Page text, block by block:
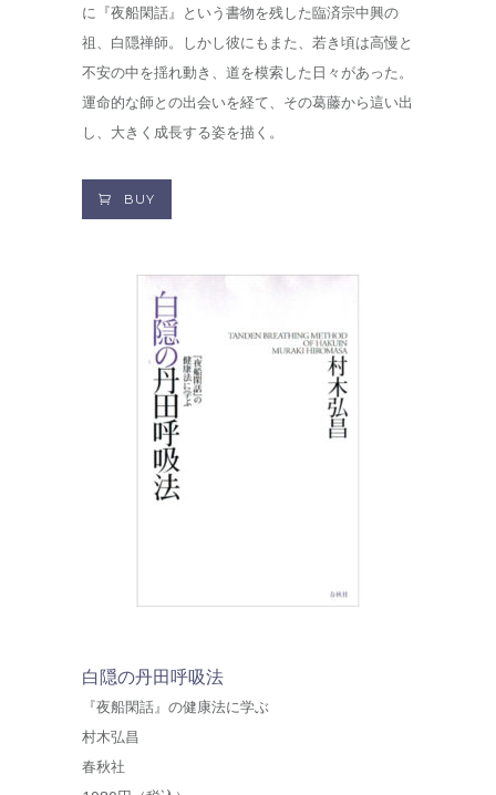
に『夜船閑話』という書物を残した臨済宗中興の
祖、白隠禅師。しかし彼にもまた、若き頃は高慢と
不安の中を揺れ動き、道を模索した日々があった。
運命的な師との出会いを経て、その葛藤から這い出
し、大きく成長する姿を描く。
BUY
白隠の丹田呼吸法
『夜船閑話』の健康法に学ぶ
村木弘昌
春秋社